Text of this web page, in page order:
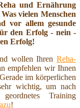
und Ernährung
vielen Menschen
vor allem gesunde
den Erfolg - nein -
Erfolg!
wollen Ihren Reha-
empfehlen wir Ihnen
im körperlichen
wichtig, um nach
Training
!